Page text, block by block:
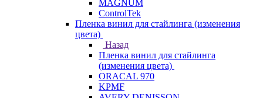
MAGNUM
ControlTek
Пленка винил для стайлинга (изменения
цвета)
Назад
Пленка винил для стайлинга
(изменения цвета)
ORACAL 970
KPMF